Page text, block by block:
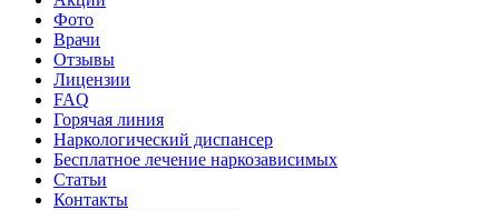
Фото
Врачи
Отзывы
Лицензии
FAQ
Горячая линия
Наркологический диспансер
Бесплатное лечение наркозависимых
Статьи
Контакты